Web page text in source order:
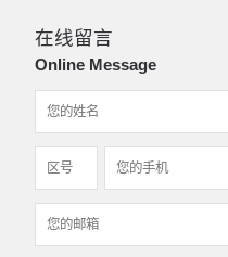
在线留言
Online Message